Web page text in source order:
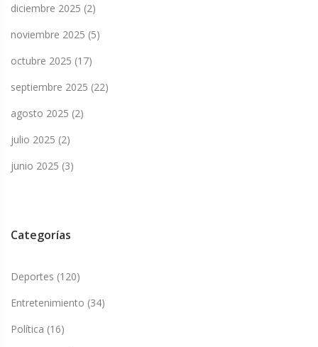
diciembre 2025 (2)
noviembre 2025 (5)
octubre 2025 (17)
septiembre 2025 (22)
agosto 2025 (2)
julio 2025 (2)
junio 2025 (3)
Categorías
Deportes (120)
Entretenimiento (34)
Política (16)